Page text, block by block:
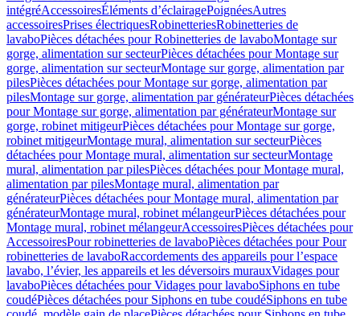
intégréAccessoiresÉléments d’éclairagePoignéesAutres
accessoiresPrises électriquesRobinetteriesRobinetteries de
lavaboPièces détachées pour Robinetteries de lavaboMontage sur
gorge, alimentation sur secteurPièces détachées pour Montage sur
gorge, alimentation sur secteurMontage sur gorge, alimentation par
pilesPièces détachées pour Montage sur gorge, alimentation par
pilesMontage sur gorge, alimentation par générateurPièces détachées
pour Montage sur gorge, alimentation par générateurMontage sur
gorge, robinet mitigeurPièces détachées pour Montage sur gorge,
robinet mitigeurMontage mural, alimentation sur secteurPièces
détachées pour Montage mural, alimentation sur secteurMontage
mural, alimentation par pilesPièces détachées pour Montage mural,
alimentation par pilesMontage mural, alimentation par
générateurPièces détachées pour Montage mural, alimentation par
générateurMontage mural, robinet mélangeurPièces détachées pour
Montage mural, robinet mélangeurAccessoiresPièces détachées pour
AccessoiresPour robinetteries de lavaboPièces détachées pour Pour
robinetteries de lavaboRaccordements des appareils pour l’espace
lavabo, l’évier, les appareils et les déversoirs murauxVidages pour
lavaboPièces détachées pour Vidages pour lavaboSiphons en tube
coudéPièces détachées pour Siphons en tube coudéSiphons en tube